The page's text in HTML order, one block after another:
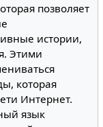
позволяет
истории,
Этими
которая
Интернет.
язык